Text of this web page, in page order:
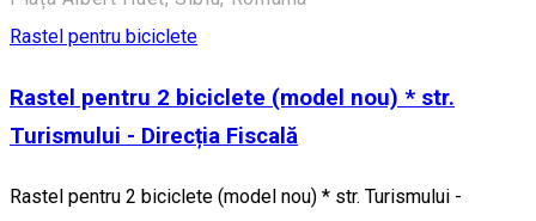
Rastel pentru biciclete
Rastel pentru 2 biciclete (model nou) * str.
Turismului - Direcția Fiscală
Rastel pentru 2 biciclete (model nou) * str. Turismului -